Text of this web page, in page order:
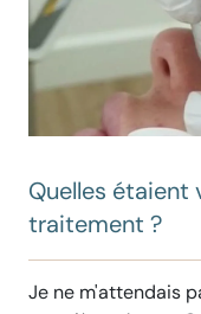
Quelles
traitement ?
Je ne m'attendais